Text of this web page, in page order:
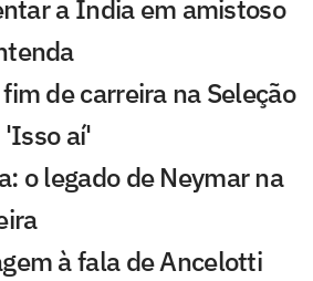
a Índia em amistoso
de carreira na Seleção
aí'
o legado de Neymar na
à fala de Ancelotti